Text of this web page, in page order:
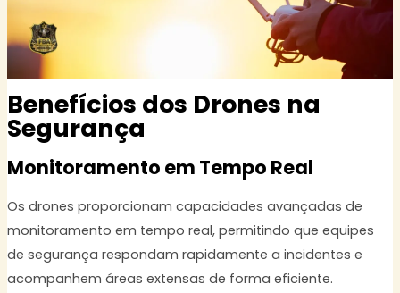
Benefícios dos Drones na
Segurança
Monitoramento em Tempo Real
Os drones proporcionam capacidades avançadas de
monitoramento em tempo real, permitindo que equipes
de segurança respondam rapidamente a incidentes e
acompanhem áreas extensas de forma eficiente.